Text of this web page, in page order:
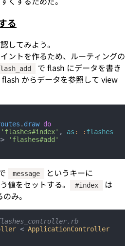
る
してみよう。
ントを作るため、ルーティングの
で flash にデータを書き
flash からデータを参照して view
. draw do
'flashes#index' , as : : flashes
'flashes#add'
message というキーに
値をセットする。 #index
は
み。
< ApplicationController